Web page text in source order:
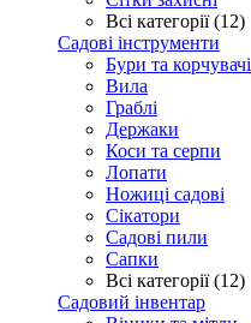
Всі категорії (12)
Садові інструменти
Бури та корчувачі
Вила
Граблі
Держаки
Коси та серпи
Лопати
Ножиці садові
Сікатори
Садові пили
Сапки
Всі категорії (12)
Садовий інвентар